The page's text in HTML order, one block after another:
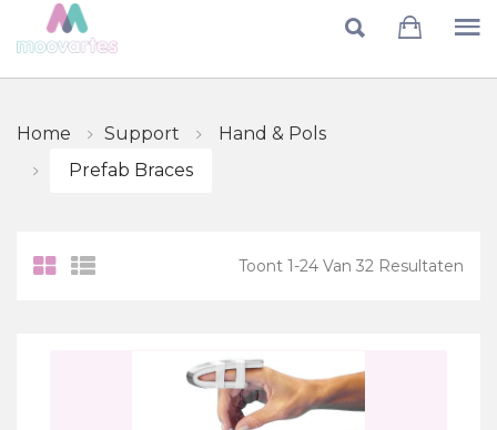
Skip to main content
Home Support
Hand & Pols
Prefab Braces
Toont 1-24 Van 32 Resultaten